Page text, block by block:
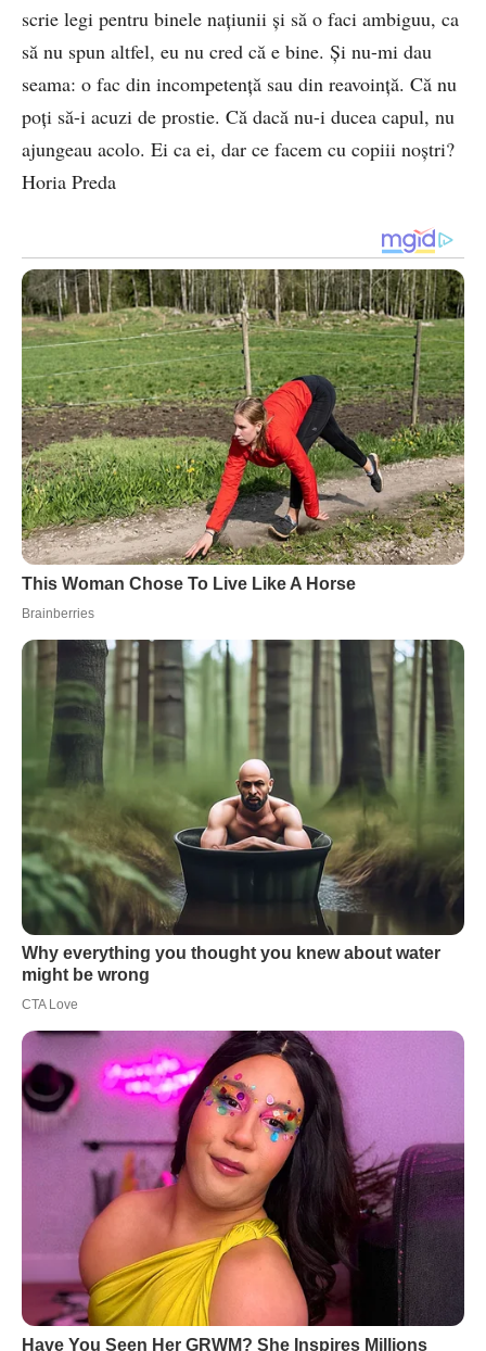
scrie legi pentru binele națiunii și să o faci ambiguu, ca
să nu spun altfel, eu nu cred că e bine. Și nu-mi dau
seama: o fac din incompetență sau din reavoință. Că nu
poți să-i acuzi de prostie. Că dacă nu-i ducea capul, nu
ajungeau acolo. Ei ca ei, dar ce facem cu copiii noștri?
Horia Preda